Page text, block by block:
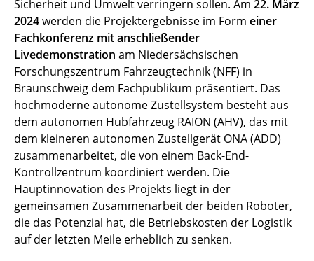
Sicherheit und Umwelt verringern sollen. Am 22. März
2024werden die Projektergebnisse im Form einer
Fachkonferenz mit anschließender
Livedemonstration am Niedersächsischen
Forschungszentrum Fahrzeugtechnik (NFF) in
Braunschweig dem Fachpublikum präsentiert. Das
hochmoderne autonome Zustellsystem besteht aus
dem autonomen Hubfahrzeug RAION (AHV), das mit
dem kleineren autonomen Zustellgerät ONA (ADD)
zusammenarbeitet, die von einem Back-End-
Kontrollzentrum koordiniert werden. Die
Hauptinnovation des Projekts liegt in der
gemeinsamen Zusammenarbeit der beiden Roboter,
die das Potenzial hat, die Betriebskosten der Logistik
auf der letzten Meile erheblich zu senken. ­­­­­­­­